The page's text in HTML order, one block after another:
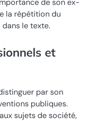
la répétition du
le texte.
et
par son
publiques.
sujets de société,